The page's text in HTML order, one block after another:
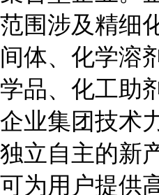
范围涉及精细
间体、化学溶
学品、化工助
企业集团技术
独立自主的新
可为用户提供